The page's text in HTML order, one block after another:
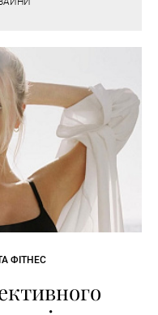
ФІТНЕС